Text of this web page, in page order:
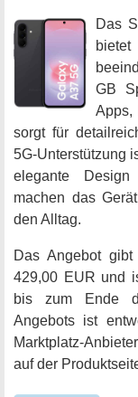
Das
GB
sorgt für
5G-Unterstützung
elegante
machen das
den Alltag.
Das Angebot
429,00 EUR und
bis zum Ende
Angebots ist
Marktplatz-
auf der